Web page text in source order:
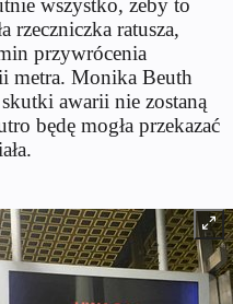
wszystko, żeby to
rzeczniczka ratusza,
przywrócenia
metra. Monika Beuth
awarii nie zostaną
będę mogła przekazać